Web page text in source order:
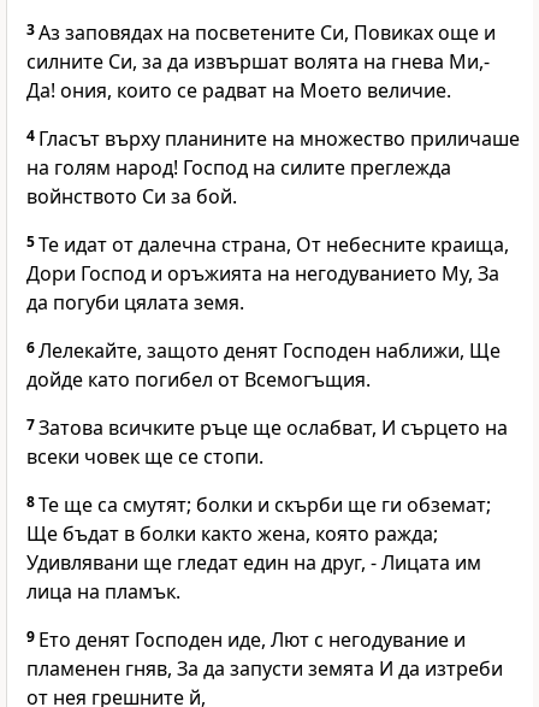
3Аз заповядах на посветените Си, Повиках още и
силните Си, за да извършат волята на гнева Ми,-
Да! ония, които се радват на Моето величие.
4 Гласът върху планините на множество приличаше
на голям народ! Господ на силите преглежда
войнството Си за бой.
5Те идат от далечна страна, От небесните краища,
Дори Господ и оръжията на негодуванието Му, За
да погуби цялата земя.
6Лелекайте, защото денят Господен наближи, Ще
дойде като погибел от Всемогъщия.
7Затова всичките ръце ще ослабват, И сърцето на
всеки човек ще се стопи.
8Те ще са смутят; болки и скърби ще ги обземат;
Ще бъдат в болки както жена, която ражда;
Удивлявани ще гледат един на друг, - Лицата им
лица на пламък.
9 Ето денят Господен иде, Лют с негодувание и
пламенен гняв, За да запусти земята И да изтреби
от нея грешните й,